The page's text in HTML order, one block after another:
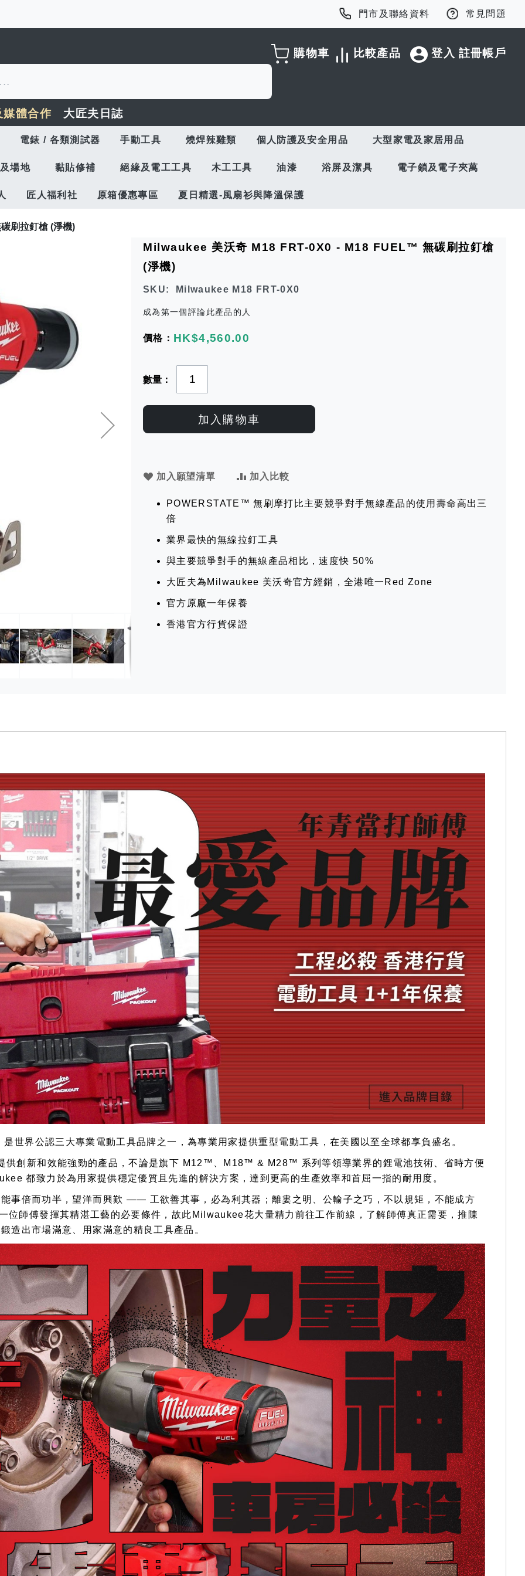
門市及聯絡資料 常見問題
登入 註冊帳戶
比較產品
購物車
體合作 大匠夫日誌
電錶 / 各類測試器 手動工具 燒焊辣雞類 個人防護及安全用品 大型家電及家居用品
場地 黏貼修補 絕緣及電工工具 木工工具 油漆 浴屏及潔具 電子鎖及電子夾萬
匠人福利社 原箱優惠專區 夏日精選-風扇衫與降溫保護
刷拉釘槍 (淨機)
Milwaukee 美沃奇 M18 FRT-0X0 - M18 FUEL™ 無碳刷拉釘槍
(淨機)
SKU Milwaukee M18 FRT-0X0
成為第一個評論此產品的人
HK$4,560.00
數量
加入購物車
加入願望清單 加入比較
POWERSTATE™ 無刷摩打比主要競爭對手無線產品的使用壽命高出三
倍
業界最快的無線拉釘工具
與主要競爭對手的無線產品相比，速度快 50%
大匠夫為Milwaukee 美沃奇官方經銷，全港唯一Red Zone
官方原廠一年保養
香港官方行貨保證
世界公認三大專業電動工具品牌之一，為專業用家提供重型電動工具，在美國以至全球都享負盛名。
供創新和效能強勁的產品，不論是旗下 M12™、M18™ & M28™ 系列等領導業界的鋰電池技術、省時方便
都致力於為用家提供穩定優質且先進的解決方案，達到更高的生產效率和首屈一指的耐用度。
事倍而功半，望洋而興歎 —— 工欲善其事，必為利其器；離婁之明、公輸子之巧，不以規矩，不能成方
師傅發揮其精湛工藝的必要條件，故此Milwaukee花大量精力前往工作前線，了解師傅真正需要，推陳
造出市場滿意、用家滿意的精良工具產品。